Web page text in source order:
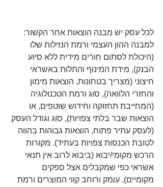
לכל עסק יש מבנה הוצאות אחר הקשור:
למבנה ההון העצמי ורמת הנזילות שלו
(היכולת לסתום חורים מידית ללא סיוע
הבנק), מידת המינוף והתלות באשראי
חיצוני (מצריך בטחונות, הוצאות מימון
והחזרי הלוואה), סוג ורמת הטכנולוגיה
(המחייבת תחזוקה וחידוש שוטפים, או
הוצאות שבר בלתי צפויות), סוג וגודל העסק
(לעסק עתיר פתוח, הוצאות גבוהות בהווה
לטובת הכנסות צפויות בעתיד). מקורות
הרכש מקומי/יבוא (ביבוא לרוב אין תנאי
אשראי כפי שמקבלים אצל ספקים
מקומיים), עומק ורוחב קווי המוצרים ורמת